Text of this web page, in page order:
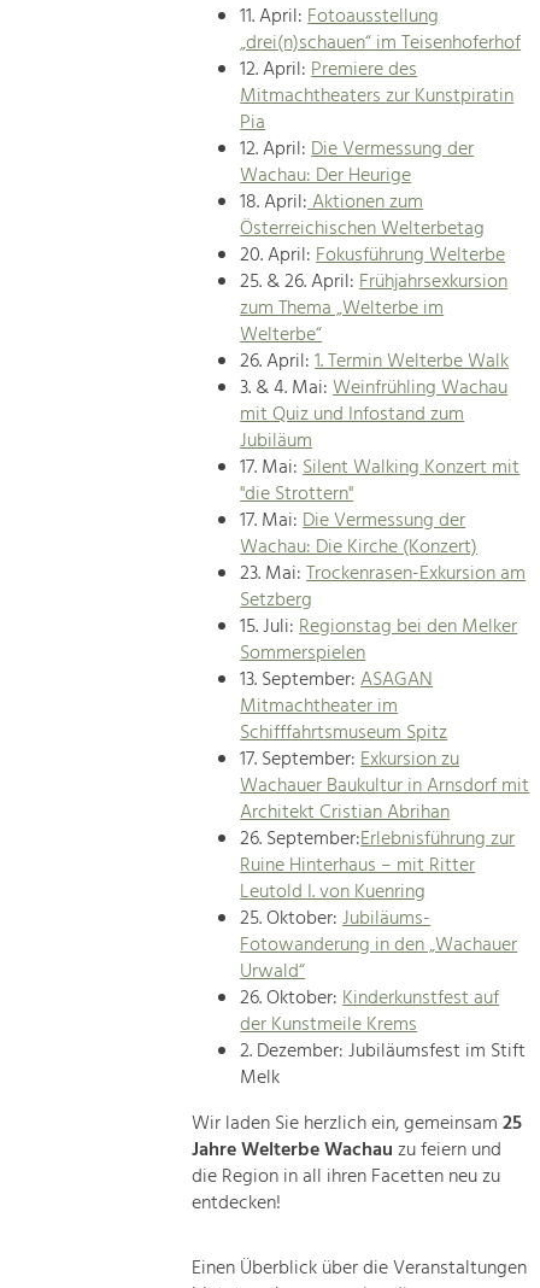
11. April:Fotoausstellung
„drei(n)schauen“ im Teisenhoferhof
12. April:Premiere des
Mitmachtheaters zur Kunstpiratin
Pia
12. April:Die Vermessung der
Wachau: Der Heurige
18. April:Aktionen zum
Österreichischen Welterbetag
20. April:Fokusführung Welterbe
25. & 26. April:Frühjahrsexkursion
zum Thema „Welterbe im
Welterbe“
26. April:1. Termin Welterbe Walk
3. & 4. Mai:Weinfrühling Wachau
mit Quiz und Infostand zum
Jubiläum
17. Mai:Silent Walking Konzert mit
"die Strottern"
17. Mai:Die Vermessung der
Wachau: Die Kirche (Konzert)
23. Mai:Trockenrasen-Exkursion am
Setzberg
15. Juli:Regionstag bei den Melker
Sommerspielen
13. September:ASAGAN
Mitmachtheater im
Schifffahrtsmuseum Spitz
17. September:Exkursion zu
Wachauer Baukultur in Arnsdorf mit
Architekt Cristian Abrihan
26. September:Erlebnisführung zur
Ruine Hinterhaus – mit Ritter
Leutold I. von Kuenring
25. Oktober:Jubiläums-
Fotowanderung in den „Wachauer
Urwald“
26. Oktober:Kinderkunstfest auf
der Kunstmeile Krems
2. Dezember: Jubiläumsfest im Stift
Melk
Wir laden Sie herzlich ein, gemeinsam25
Jahre Welterbe Wachauzu feiern und
die Region in all ihren Facetten neu zu
entdecken!
Einen Überblick über die Veranstaltungen